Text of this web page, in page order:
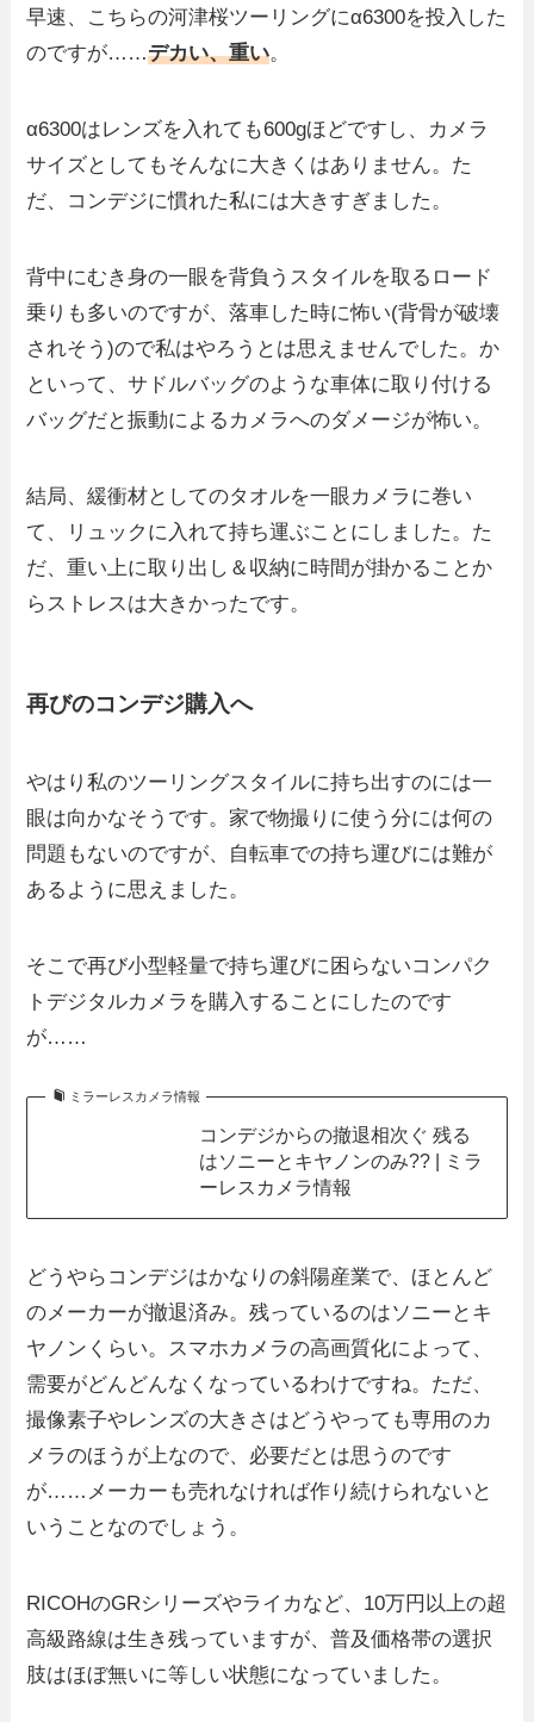
早速、こちらの河津桜ツーリングにα6300を投入した
のですが……デカい、重い。
α6300はレンズを入れても600gほどですし、カメラ
サイズとしてもそんなに大きくはありません。た
だ、コンデジに慣れた私には大きすぎました。
背中にむき身の一眼を背負うスタイルを取るロード
乗りも多いのですが、落車した時に怖い(背骨が破壊
されそう)ので私はやろうとは思えませんでした。か
といって、サドルバッグのような車体に取り付ける
バッグだと振動によるカメラへのダメージが怖い。
結局、緩衝材としてのタオルを一眼カメラに巻い
て、リュックに入れて持ち運ぶことにしました。た
だ、重い上に取り出し＆収納に時間が掛かることか
らストレスは大きかったです。
再びのコンデジ購入へ
やはり私のツーリングスタイルに持ち出すのには一
眼は向かなそうです。家で物撮りに使う分には何の
問題もないのですが、自転車での持ち運びには難が
あるように思えました。
そこで再び小型軽量で持ち運びに困らないコンパク
トデジタルカメラを購入することにしたのです
が……
ミラーレスカメラ情報
コンデジからの撤退相次ぐ 残る
はソニーとキヤノンのみ?? | ミラ
ーレスカメラ情報
どうやらコンデジはかなりの斜陽産業で、ほとんど
のメーカーが撤退済み。残っているのはソニーとキ
ヤノンくらい。スマホカメラの高画質化によって、
需要がどんどんなくなっているわけですね。ただ、
撮像素子やレンズの大きさはどうやっても専用のカ
メラのほうが上なので、必要だとは思うのです
が……メーカーも売れなければ作り続けられないと
いうことなのでしょう。
RICOHのGRシリーズやライカなど、10万円以上の超
高級路線は生き残っていますが、普及価格帯の選択
肢はほぼ無いに等しい状態になっていました。